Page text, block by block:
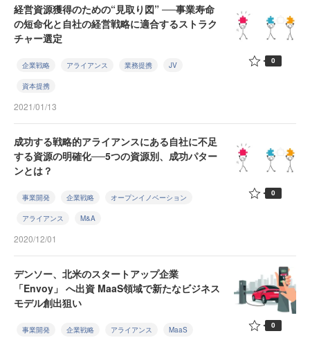
経営資源獲得のための“見取り図” ──事業寿命
の短命化と自社の経営戦略に適合するストラク
チャー選定
企業戦略 アライアンス 業務提携 JV
資本提携
2021/01/13
0
成功する戦略的アライアンスにある自社に不足
する資源の明確化──5つの資源別、成功パター
ンとは？
事業開発 企業戦略 オープンイノベーション
アライアンス M&A
2020/12/01
0
デンソー、北米のスタートアップ企業
「Envoy」 へ出資 MaaS領域で新たなビジネス
モデル創出狙い
事業開発 企業戦略 アライアンス MaaS 0